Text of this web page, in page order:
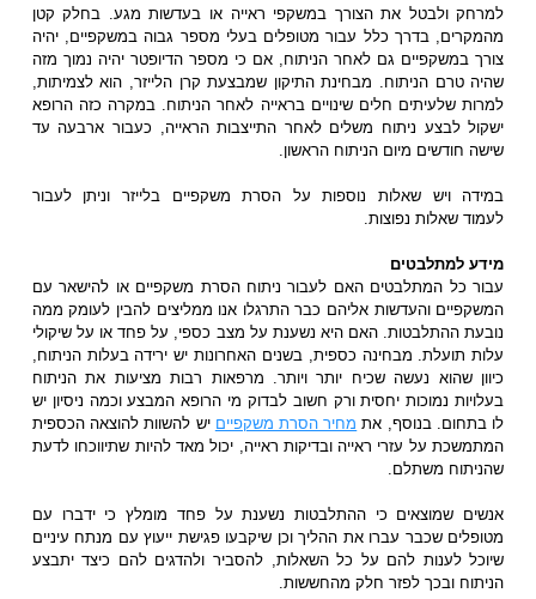
למרחק ולבטל את הצורך במשקפי ראייה או בעדשות מגע. בחלק קטן
מהמקרים, בדרך כלל עבור מטופלים בעלי מספר גבוה במשקפיים, יהיה
צורך במשקפיים גם לאחר הניתוח, אם כי מספר הדיופטר יהיה נמוך מזה
שהיה טרם הניתוח. מבחינת התיקון שמבצעת קרן הלייזר, הוא לצמיתות,
למרות שלעיתים חלים שינויים בראייה לאחר הניתוח. במקרה כזה הרופא
ישקול לבצע ניתוח משלים לאחר התייצבות הראייה, כעבור ארבעה עד
שישה חודשים מיום הניתוח הראשון.
במידה ויש שאלות נוספות על הסרת משקפיים בלייזר וניתן לעבור
לעמוד שאלות נפוצות.
מידע למתלבטים
עבור כל המתלבטים האם לעבור ניתוח הסרת משקפיים או להישאר עם
המשקפיים והעדשות אליהם כבר התרגלו אנו ממליצים להבין לעומק ממה
נובעת ההתלבטות. האם היא נשענת על מצב כספי, על פחד או על שיקולי
עלות תועלת. מבחינה כספית, בשנים האחרונות יש ירידה בעלות הניתוח,
כיוון שהוא נעשה שכיח יותר ויותר. מרפאות רבות מציעות את הניתוח
בעלויות נמוכות יחסית ורק חשוב לבדוק מי הרופא המבצע וכמה ניסיון יש
לו בתחום. בנוסף, את מחיר הסרת משקפיים יש להשוות להוצאה הכספית
המתמשכת על עזרי ראייה ובדיקות ראייה, יכול מאד להיות שתיווכחו לדעת
שהניתוח משתלם.
אנשים שמוצאים כי ההתלבטות נשענת על פחד מומלץ כי ידברו עם
מטופלים שכבר עברו את ההליך וכן שיקבעו פגישת ייעוץ עם מנתח עיניים
שיוכל לענות להם על כל השאלות, להסביר ולהדגים להם כיצד יתבצע
הניתוח ובכך לפזר חלק מהחששות.